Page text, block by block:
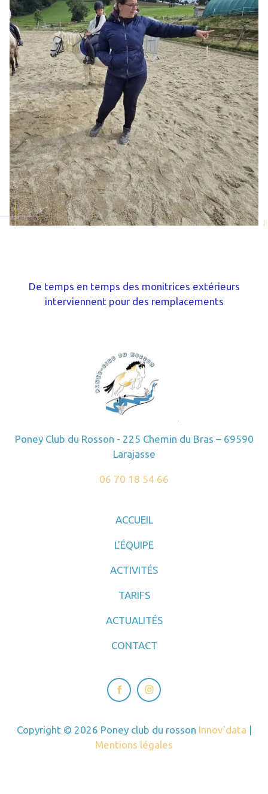
De temps en temps des monitrices extérieurs
interviennent pour des remplacements
Poney Club du Rosson - 225 Chemin du Bras – 69590
Larajasse
06 70 18 54 66
ACCUEIL
L'ÉQUIPE
ACTIVITÉS
TARIFS
ACTUALITÉS
CONTACT
Copyright © 2026 Poney club du rosson Innov'data
Mentions légales